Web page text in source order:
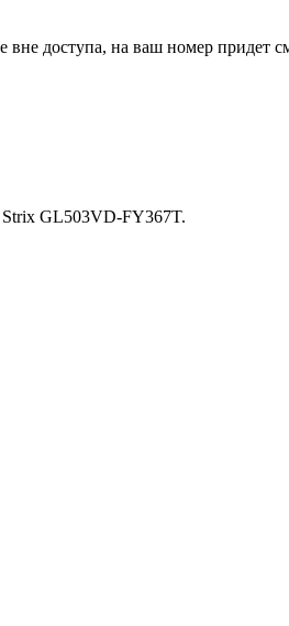
доступа, на ваш номер придет
GL503VD-FY367T.